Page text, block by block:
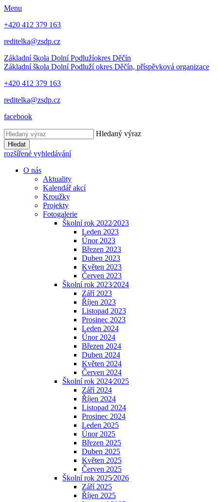
Menu
+420 412 379 163
reditelka@zsdp.cz
Základní škola Dolní Podlužíokres Děčín
Základní škola Dolní Podlužíokres Děčín, příspěvková organizace
+420 412 379 163
reditelka@zsdp.cz
facebook
Hledaný výraz
Hledat
rozšířené vyhledávání
O nás
Aktuality
Kalendář akcí
Kroužky
Projekty
Fotogalerie
Školní rok 2022⁄2023
Leden 2023
Únor 2023
Březen 2023
Duben 2023
Květen 2023
Červen 2023
Školní rok 2023⁄2024
Září 2023
Říjen 2023
Listopad 2023
Prosinec 2023
Leden 2024
Únor 2024
Březen 2024
Duben 2024
Květen 2024
Červen 2024
Školní rok 2024⁄2025
Září 2024
Říjen 2024
Listopad 2024
Prosinec 2024
Leden 2025
Únor 2025
Březen 2025
Duben 2025
Květen 2025
Červen 2025
Školní rok 2025⁄2026
Září 2025
Říjen 2025